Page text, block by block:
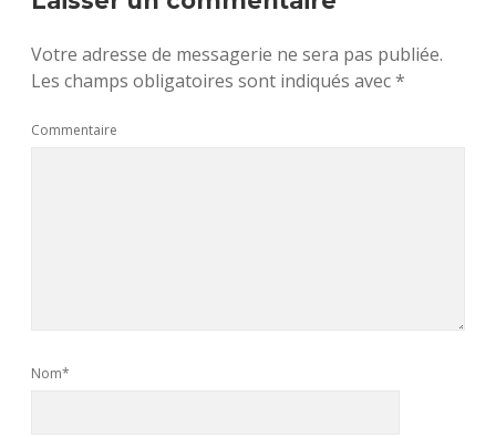
Votre adresse de messagerie ne sera pas publiée.
Les champs obligatoires sont indiqués avec*
Commentaire
Nom*